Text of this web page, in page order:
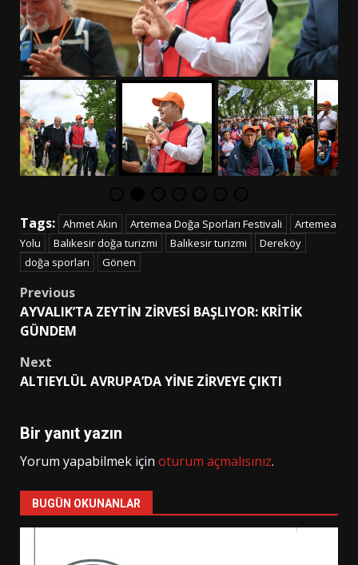
Tags: Ahmet Akın Artemea Doğa Sporları Festivali
Artemea
Yolu
Balıkesir doğa turizmi Balıkesir turizmi
Dereköy
doğa sporları
Gönen
Post
navigation
Previous
AYVALIK’TA ZEYTİN ZİRVESİ BAŞLIYOR: KRİTİK
GÜNDEM
Next
ALTIEYLÜL AVRUPA’DA YİNE ZİRVEYE ÇIKTI
Bir yanıt yazın
Yorum yapabilmek için oturum açmalısınız.
BUGÜN OKUNANLAR